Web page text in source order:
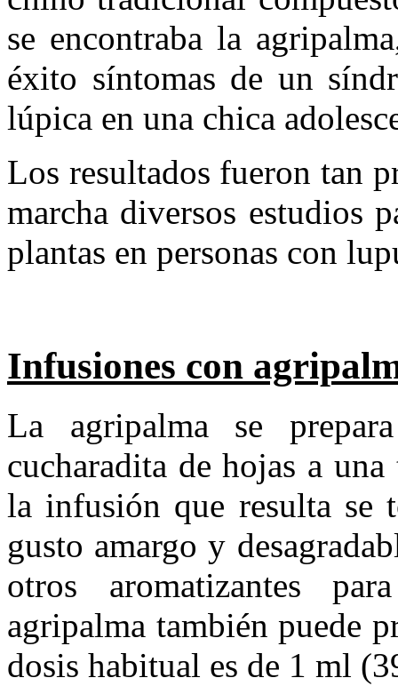
se encontraba la
éxito síntomas de un
lúpica en una chica
Los resultados fueron tan
marcha diversos estudios
plantas en personas con
Infusiones con
La agripalma se
cucharadita de hojas a
la infusión que resulta se
gusto amargo y
otros aromatizantes
agripalma también puede
dosis habitual es de 1 ml